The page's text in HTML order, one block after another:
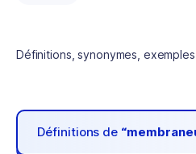
Définitions, synonymes,
Définitions de